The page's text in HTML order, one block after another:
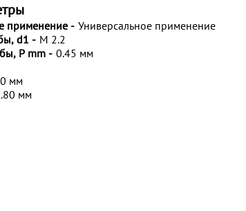
применение - Универсальное применение
d1 - M 2.2
P mm - 0.45 мм
мм
мм